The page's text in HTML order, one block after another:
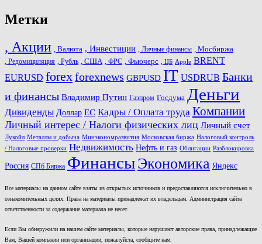
Метки
, Акции , Валюта , Инвестиции , Личные финансы , Мосбиржа
, Редомициляция , Рубль , США , ФРС , Фьючерс , ЦБ Apple BRENT
EURUSD forexforexnews GBPUSD IT USDRUB Банки
и финансы Владимир Путин Газпром Госдума Деньги
Дивиденды Доллар ЕС Кадры / Оплата труда Компании
Личный интерес / Налоги физических лиц Личный счет
Лукойл Металлы и добыча Минэкономразвития Московская биржа Налоговый контроль
/ Налоговые проверки Недвижимость Нефть и газ Облигации Разблокировка
Россия СПб Биржа ФинансыЭкономика Яндекс
Все материалы на данном сайте взяты из открытых источников и предоставляются исключительно в
ознакомительных целях. Права на материалы принадлежат их владельцам. Администрация сайта
ответственности за содержание материала не несет.
Если Вы обнаружили на нашем сайте материалы, которые нарушают авторские права, принадлежащие
Вам, Вашей компании или организации, пожалуйста, сообщите нам.